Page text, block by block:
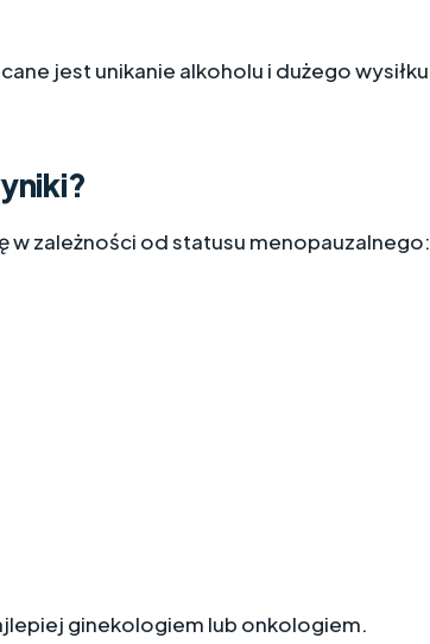
jest unikanie alkoholu i dużego wysiłku
w zależności od statusu menopauzalnego:
ginekologiem lub onkologiem.